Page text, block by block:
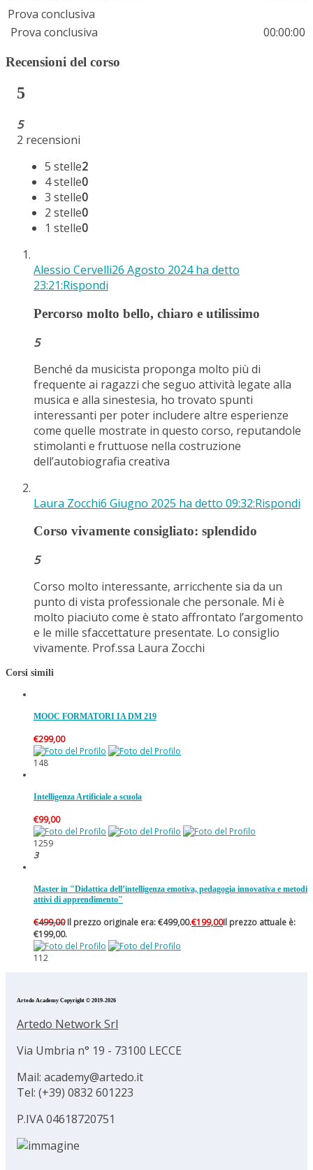
Prova conclusiva
Prova conclusiva
00:00:00
Recensioni del corso
5
5
2 recensioni
5 stelle2
4 stelle0
3 stelle0
2 stelle0
1 stelle0
Alessio Cervelli26 Agosto 2024 ha detto
23:21:Rispondi
Percorso molto bello, chiaro e utilissimo
5
Benché da musicista proponga molto più di
frequente ai ragazzi che seguo attività legate alla
musica e alla sinestesia, ho trovato spunti
interessanti per poter includere altre esperienze
come quelle mostrate in questo corso, reputandole
stimolanti e fruttuose nella costruzione
dell’autobiografia creativa
Laura Zocchi6 Giugno 2025 ha detto 09:32:Rispondi
Corso vivamente consigliato: splendido
5
Corso molto interessante, arricchente sia da un
punto di vista professionale che personale. Mi è
molto piaciuto come è stato affrontato l’argomento
e le mille sfaccettature presentate. Lo consiglio
vivamente. Prof.ssa Laura Zocchi
Corsi simili
MOOC FORMATORI IA DM 219
€299,00
148
Intelligenza Artificiale a scuola
€99,00
1259
3
Master in "Didattica dell’intelligenza emotiva, pedagogia innovativa e metodi
attivi di apprendimento"
€499,00 Il prezzo originale era: €499,00.€199,00Il prezzo attuale è:
€199,00.
112
Artedo Academy Copyright © 2019-2026
Artedo Network Srl
Via Umbria n° 19 - 73100 LECCE
Mail: academy@artedo.it
Tel: (+39) 0832 601223
P.IVA 04618720751